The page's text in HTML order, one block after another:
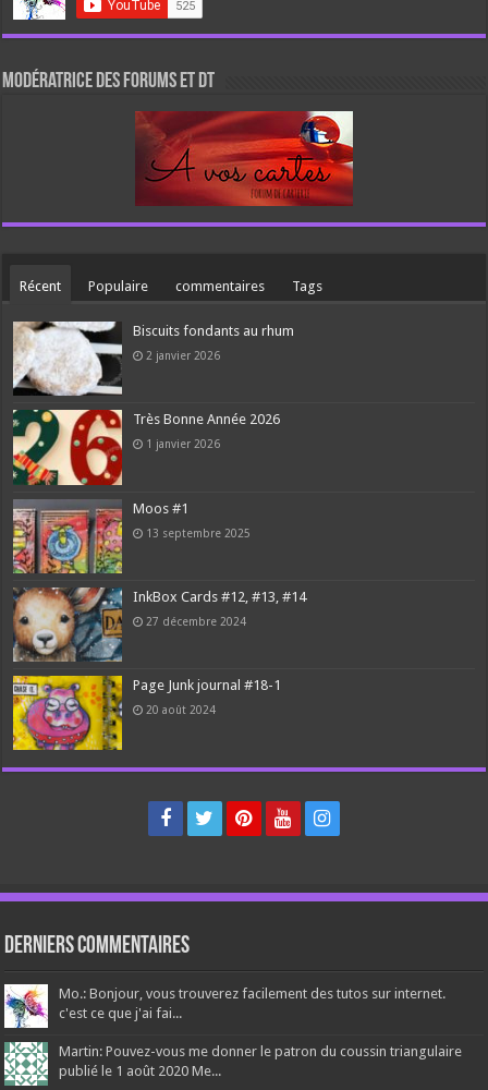
Modératrice des forums et DT
Récent Populaire commentaires Tags
Biscuits fondants au rhum
2 janvier 2026
Très Bonne Année 2026
1 janvier 2026
Moos #1
13 septembre 2025
InkBox Cards #12, #13, #14
27 décembre 2024
Page Junk journal #18-1
20 août 2024
Derniers Commentaires
Mo.: Bonjour, vous trouverez facilement des tutos sur internet.
c'est ce que j'ai fai...
Martin: Pouvez-vous me donner le patron du coussin triangulaire
publié le 1 août 2020 Me...